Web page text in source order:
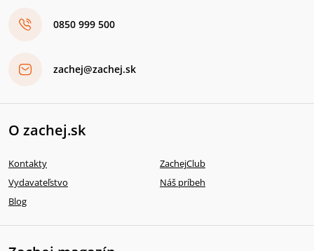
0850 999 500
zachej@zachej.sk
O zachej.sk
Kontakty
ZachejClub
Vydavateľstvo
Náš príbeh
Blog